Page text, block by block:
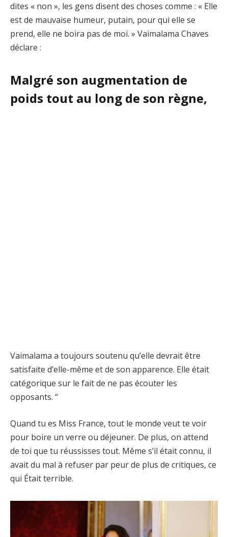
dites « non », les gens disent des choses comme : « Elle
est de mauvaise humeur, putain, pour qui elle se
prend, elle ne boira pas de moi. » Vaimalama Chaves
déclare :
Malgré son augmentation de
poids tout au long de son règne,
Vaimalama a toujours soutenu qu’elle devrait être
satisfaite d’elle-même et de son apparence. Elle était
catégorique sur le fait de ne pas écouter les
opposants. “
Quand tu es Miss France, tout le monde veut te voir
pour boire un verre ou déjeuner. De plus, on attend
de toi que tu réussisses tout. Même s’il était connu, il
avait du mal à refuser par peur de plus de critiques, ce
qui Était terrible.